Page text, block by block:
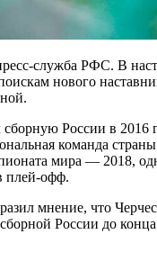
служба РФС. В
нового
сборную России в 2016
команда
мира — 2018,
плей-офф.
мнение, что
сборной России до